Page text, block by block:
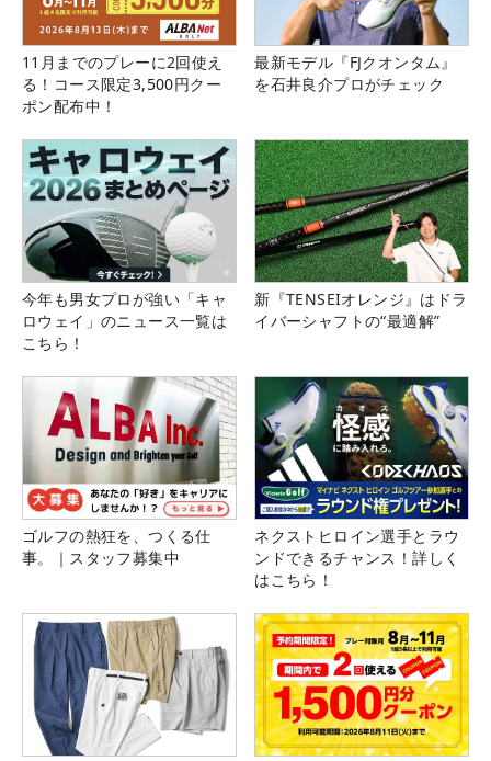
11月までのプレーに2回使え
る！コース限定3,500円クー
ポン配布中！
最新モデル『FJクオンタム』
を石井良介プロがチェック
今年も男女プロが強い「キャ
ロウェイ」のニュース一覧は
こちら！
新『TENSEIオレンジ』はドラ
イバーシャフトの“最適解”
ゴルフの熱狂を、つくる仕
事。｜スタッフ募集中
ネクストヒロイン選手とラウ
ンドできるチャンス！詳しく
はこちら！